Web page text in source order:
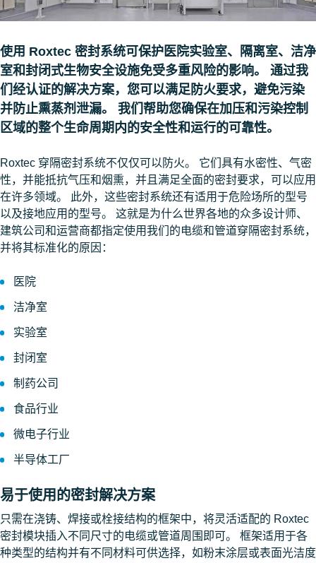
使用 Roxtec 密封系统可保护医院实验室、隔离室、洁净
室和封闭式生物安全设施免受多重风险的影响。 通过我
们经认证的解决方案，您可以满足防火要求，避免污染
并防止熏蒸剂泄漏。 我们帮助您确保在加压和污染控制
区域的整个生命周期内的安全性和运行的可靠性。
Roxtec 穿隔密封系统不仅仅可以防火。 它们具有水密性、气密
性，并能抵抗气压和烟熏，并且满足全面的密封要求，可以应用
在许多领域。 此外，这些密封系统还有适用于危险场所的型号
以及接地应用的型号。 这就是为什么世界各地的众多设计师、
建筑公司和运营商都指定使用我们的电缆和管道穿隔密封系统，
并将其标准化的原因：
医院
洁净室
实验室
封闭室
制药公司
食品行业
微电子行业
半导体工厂
易于使用的密封解决方案
只需在浇铸、焊接或栓接结构的框架中，将灵活适配的 Roxtec
密封模块插入不同尺寸的电缆或管道周围即可。 框架适用于各
种类型的结构并有不同材料可供选择，如粉末涂层或表面光洁度